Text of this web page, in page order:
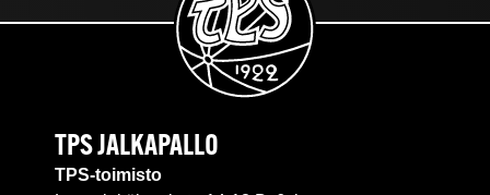
TPS JALKAPALLO
TPS-toimisto